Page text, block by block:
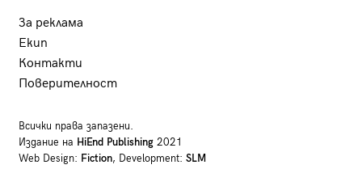
За реклама
Екип
Контакти
Поверителност
Всички права запазени.
Издание на HiEnd Publishing2021
Web Design: Fiction, Development: SLM